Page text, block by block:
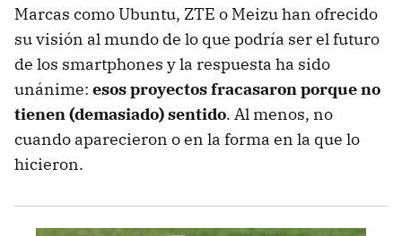
Marcas como Ubuntu, ZTE o Meizu han ofrecido
su visión al mundo de lo que podría ser el futuro
de los smartphones y la respuesta ha sido
unánime: esos proyectos fracasaron porque no
tienen (demasiado) sentido. Al menos, no
cuando aparecieron o en la forma en la que lo
hicieron.